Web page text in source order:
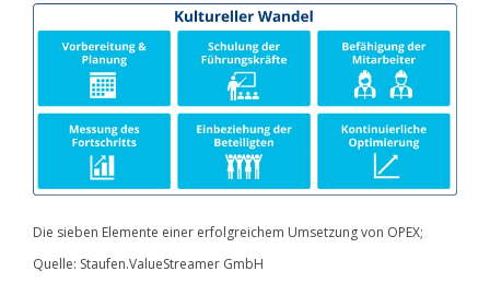
Die sieben Elemente einer erfolgreichem Umsetzung von OPEX;
Quelle: Staufen.ValueStreamer GmbH